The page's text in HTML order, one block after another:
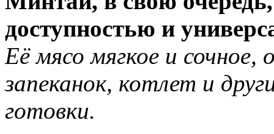
доступностью и
Её мясо мягкое и сочное,
запеканок, котлет и
готовки.